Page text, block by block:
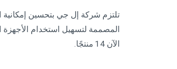
تلتزم شركة إل جي بتحسين إمكانية
المصممة لتسهيل استخدام
الآن 14 منتجًا.